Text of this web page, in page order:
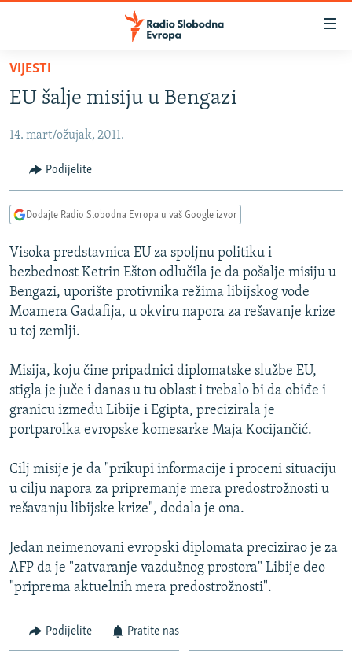
Pređite
glavni
Pređite
Pređite
pretragu
BOSNA I HERCEGOVINA
SRBIJA
KOSOVO
VIZUELNO
VIDEO
INFOGRAFIKE
PODCASTI
RAT U UKRAJINI
KINA NA BALKANU
RSE PRIČE IZ SVIJETA
ISPRIČAJ MI
DNEVNO@RSE
SPECIJALI RSE
GENOCID U SREBRENICI
POPLAVE I KLIZIŠTA U BIH 2024.
POST SCRIPTUM
MOJA EVROPA
TRI DECENIJE OD RATA U BIH
SVE KARTE DEJTONA
PRATITE NAS
Sve RFE/RL stranice
VIJESTI
EU šalje misiju u Bengazi
14. mart/ožujak, 2011.
Podijelite
Dodajte Radio Slobodna Evropa u vaš Google izvor
Visoka predstavnica EU za spoljnu politiku i
bezbednost Ketrin Ešton odlučila je da pošalje misiju u
Bengazi, uporište protivnika režima libijskog vođe
Moamera Gadafija, u okviru napora za rešavanje krize
u toj zemlji.
Misija, koju čine pripadnici diplomatske službe EU,
stigla je juče i danas u tu oblast i trebalo bi da obiđe i
granicu između Libije i Egipta, precizirala je
portparolka evropske komesarke Maja Kocijančić.
Cilj misije je da "prikupi informacije i proceni situaciju
u cilju napora za pripremanje mera predostrožnosti u
rešavanju libijske krize", dodala je ona.
Jedan neimenovani evropski diplomata precizirao je za
AFP da je "zatvaranje vazdušnog prostora" Libije deo
"priprema aktuelnih mera predostrožnosti".
Podijelite Pratite nas